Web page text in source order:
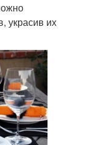
украсив их